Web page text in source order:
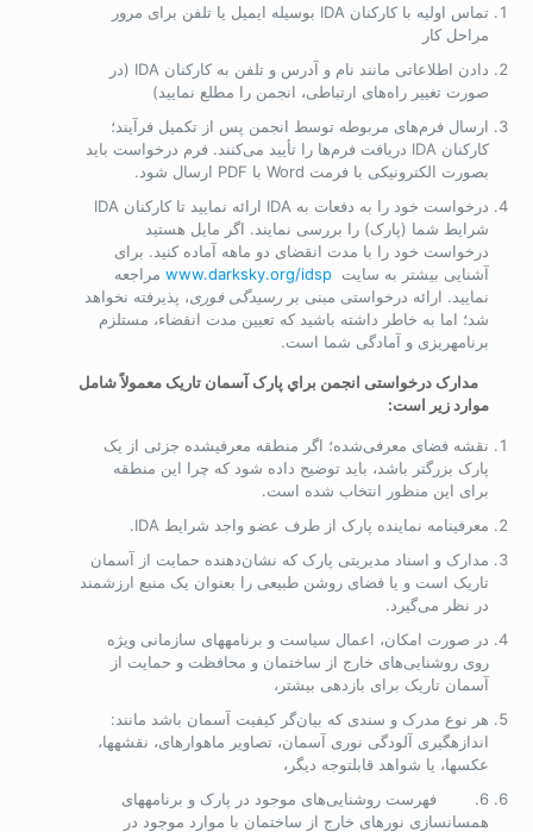
تماس اولیه با کارکنان IDA بوسیله ایمیل یا تلفن برای مرور
مراحل کار
دادن اطلاعاتی مانند نام و آدرس و تلفن به کارکنان IDA (در
صورت تغییر راه‌های ارتباطی، انجمن را مطلع نمایید)
ارسال فرم‌های مربوطه توسط انجمن پس از تکمیل فرآیند؛
کارکنان IDA دریافت فرم‌ها را تأیید می‌کنند. فرم درخواست‌ باید
بصورت الکترونیکی با فرمت Word با PDF ارسال شود.
درخواست خود را به دفعات به IDA ارائه نمایید تا کارکنان IDA
شرایط شما (پارک) را بررسی نمایند. اگر مایل هستید
درخواست خود را با مدت انقضای دو ماهه آماده کنید. برای
آشنایی بیشتر به سایت www.darksky.org/idspمراجعه
نمایید. ارائه درخواستی مبنی بر رسیدگی فوری، پذیرفته نخواهد
شد؛ اما به خاطر داشته باشید که تعیین مدت انقضاء، مستلزم
برنامه­ریزی و آمادگی شما است.
­ مدارک درخواستی انجمن براي پارک آسمان تاریک معمولاً شامل
موارد زیر است:
نقشه فضای معرفی‌شده؛ اگر منطقه معرفی­شده جزئی از یک
پارک بزرگتر باشد، باید توضیح داده شود که چرا این منطقه
برای این منظور انتخاب شده است.
معرفی­نامه‌ نماینده پارک از طرف عضو واجد شرایط IDA.
مدارک و اسناد مدیریتی پارک که نشان‌‌دهنده حمایت از آسمان
تاریک است و یا فضای روشن طبیعی را بعنوان یک منبع ارزشمند
در نظر می‌گیرد.
در صورت امکان، اعمال سیاست و برنامه­های سازمانی ویژه
روی روشنایی‌های خارج از ساختمان و محافظت و حمایت از
آسمان تاریک برای بازدهی بیشتر،
هر نوع مدرک و سندی که بیان‌گر کیفیت آسمان باشد مانند:
اندازه­گیری آلودگی نوری آسمان، تصاویر ماهواره­ای، نقشه­ها،
عکس­ها، یا شواهد قابل­توجه دیگر،
6. فهرست روشنایی‌های موجود در پارک و برنامه­های
همسان­سازی نورهای خارج از ساختمان با موارد موجود در